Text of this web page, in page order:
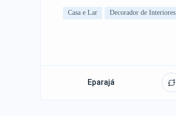
Casa e Lar Decorador de Interiores
Eparajá